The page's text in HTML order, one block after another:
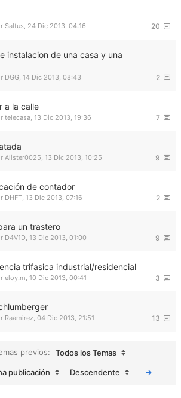
20
Saltus, 24 Dic 2013, 04:16
instalacion de una casa y una
2
DGG, 14 Dic 2013, 08:43
a la calle
7
telecasa, 13 Dic 2013, 19:36
9
Alister0025, 13 Dic 2013, 10:25
de contador
2
DHFT, 13 Dic 2013, 07:16
un trastero
9
D4V1D, 13 Dic 2013, 01:00
trifasica industrial/residencial
3
eloy.m, 10 Dic 2013, 00:41
13
Raamirez, 04 Dic 2013, 21:51
previos:
Todos los Temas
publicación Descendente